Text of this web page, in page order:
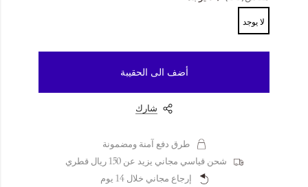
لا يوجد
أضف الى الحقيبة
شارك
طرق دفع آمنة ومضمونة
شحن قياسي مجاني يزيد عن 150 ريال قطري
إرجاع مجاني خلال 14 يوم